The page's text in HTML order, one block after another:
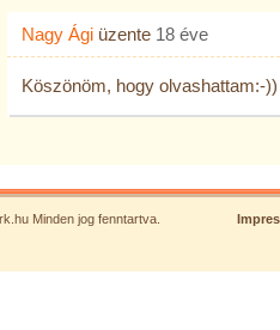
Nagy Ági üzente 18 éve
Köszönöm, hogy olvashattam:-))
Minden jog fenntartva.